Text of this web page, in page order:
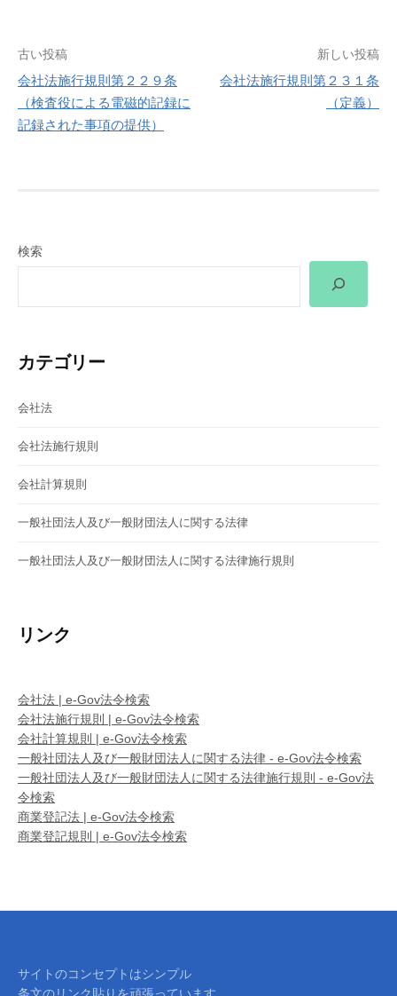
投
稿
ナ
ー
ン
古い投稿
会社法施行規則第２２９条
（検査役による電磁的記録に
記録された事項の提供）
新しい投稿
会社法施行規則第２３１条
（定義）
検索
カテゴリー
会社法
会社法施行規則
会社計算規則
一般社団法人及び一般財団法人に関する法律
一般社団法人及び一般財団法人に関する法律施行規則
リンク
会社法 | e-Gov法令検索
会社法施行規則 | e-Gov法令検索
会社計算規則 | e-Gov法令検索
一般社団法人及び一般財団法人に関する法律 - e-Gov法令検索
一般社団法人及び一般財団法人に関する法律施行規則 - e-Gov法
令検索
商業登記法 | e-Gov法令検索
商業登記規則 | e-Gov法令検索
サイトのコンセプトはシンプル
条文のリンク貼りを頑張っています。